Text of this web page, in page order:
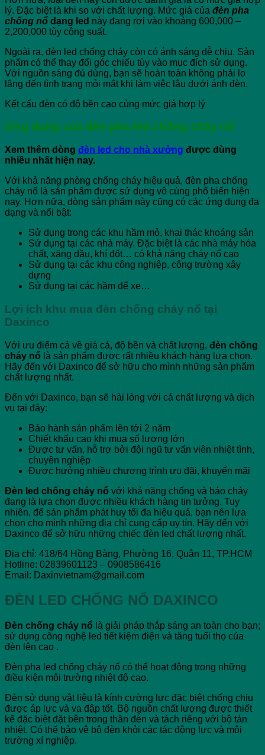
lý. Đặc biệt là khi so với chất lượng. Mức giá của đèn pha
chống nổ dạng led này đang rơi vào khoảng 600,000 –
2,200,000 tùy công suất.
Ngoài ra, đèn led chống cháy còn có ánh sáng dễ chịu. Sản
phẩm có thể thay đổi góc chiếu tùy vào mục đích sử dụng.
Với nguồn sáng đủ dùng, bạn sẽ hoàn toàn không phải lo
lắng đến tình trạng mỏi mắt khi làm việc lâu dưới ánh đèn.
Kết cấu đèn có độ bền cao cùng mức giá hợp lý
Ứng dụng của đèn pha led chống cháy nổ
Xem thêm dòng đèn led cho nhà xưởng được dùng
nhiều nhất hiện nay.
Với khả năng phòng chống cháy hiệu quả, đèn pha chống
cháy nổ là sản phẩm được sử dụng vô cùng phổ biến hiện
nay. Hơn nữa, dòng sản phẩm này cũng có các ứng dụng đa
dạng và nổi bật:
Sử dụng trong các khu hầm mỏ, khai thác khoáng sản
Sử dụng tại các nhà máy. Đặc biệt là các nhà máy hóa
chất, xăng dầu, khí đốt… có khả năng cháy nổ cao
Sử dụng tại các khu công nghiệp, công trường xây
dựng
Sử dụng tại các hầm để xe…
Lợi ích khu mua đèn chống cháy nổ tại
Daxinco
Với ưu điểm cả về giá cả, độ bền và chất lượng, đèn chống
cháy nổ là sản phẩm được rất nhiều khách hàng lựa chọn.
Hãy đến với Daxinco để sở hữu cho mình những sản phẩm
chất lượng nhất.
Đến với Daxinco, bạn sẽ hài lòng với cả chất lượng và dịch
vụ tại đây:
Bảo hành sản phẩm lên tới 2 năm
Chiết khấu cao khi mua số lượng lớn
Được tư vấn, hỗ trợ bởi đội ngũ tư vấn viên nhiệt tình,
chuyên nghiệp
Được hưởng nhiều chương trình ưu đãi, khuyến mãi
Đèn led chống cháy nổ với khả năng chống và báo cháy
đang là lựa chọn được nhiều khách hàng tin tưởng. Tuy
nhiên, để sản phẩm phát huy tối đa hiệu quả, bạn nên lựa
chọn cho mình những địa chỉ cung cấp uy tín. Hãy đến với
Daxinco để sở hữu những chiếc đèn led chất lượng nhất.
Địa chỉ: 418/64 Hồng Bàng, Phường 16, Quận 11, TP.HCM
Hotline: 02839601123 – 0908586416
Email: Daxinvietnam@gmail.com
ĐÈN LED CHỐNG NỔ DAXINCO
Đèn chống cháy nổ là giải pháp thắp sáng an toàn cho bạn;
sử dụng công nghệ led tiết kiệm điện và tăng tuổi thọ của
đèn lên cao .
Đèn pha led chống cháy nổ có thể hoạt động trong những
điều kiện môi trường nhiệt độ cao.
Đèn sử dụng vật liệu là kính cường lực đặc biệt chống chịu
được áp lực và va đập tốt. Bộ nguồn chất lượng được thiết
kế đặc biệt đặt bên trong thân đèn và tách riêng với bộ tản
nhiệt. Có thể bảo vệ bộ đèn khỏi các tác động lực và môi
trường xí nghiệp.